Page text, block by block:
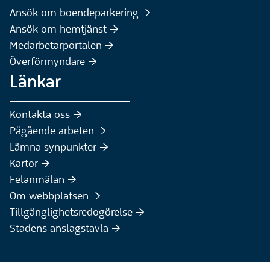
Ansök om boendeparkering :höger:
Ansök om hemtjänst :höger:
Medarbetarportalen :höger:
Överförmyndare :höger:
Länkar
Kontakta oss :höger:
Pågående arbeten :höger:
Lämna synpunkter :höger:
Kartor :höger:
Felanmälan :höger:
Om webbplatsen :höger:
Tillgänglighetsredogörelse :höger:
Stadens anslagstavla :höger: